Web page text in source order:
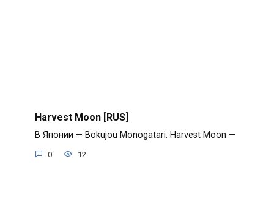
Harvest Moon [RUS]
В Японии — Bokujou Monogatari. Harvest Moon —
0 12